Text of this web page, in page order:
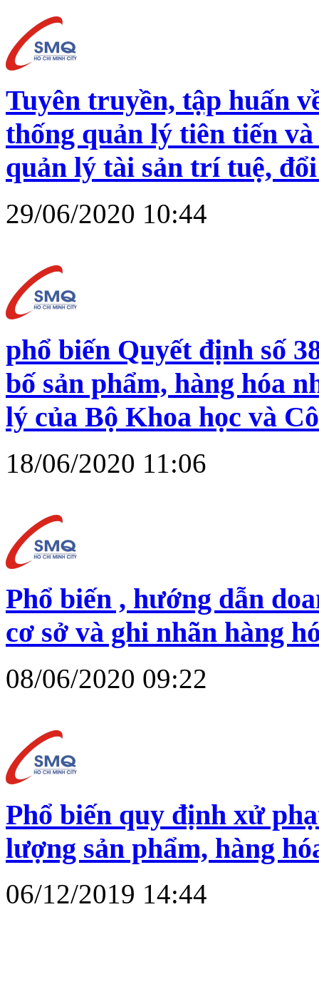
Tuyên truyền, tập huấn
thống quản lý tiên tiến
quản lý tài sản trí tuệ,
29/06/2020 10:44
phổ biến Quyết định số
bố sản phẩm, hàng hóa
lý của Bộ Khoa học và
18/06/2020 11:06
Phổ biến , hướng dẫn
cơ sở và ghi nhãn hàng
08/06/2020 09:22
Phổ biến quy định xử
lượng sản phẩm, hàng
06/12/2019 14:44